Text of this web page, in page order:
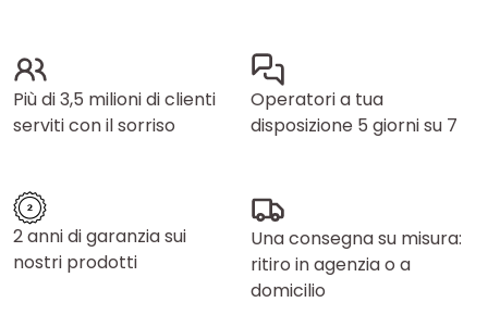
Più di 3,5 milioni di clienti
serviti con il sorriso
Operatori a tua
disposizione 5 giorni su 7
2 anni di garanzia sui
nostri prodotti
Una consegna su misura:
ritiro in agenzia o a
domicilio